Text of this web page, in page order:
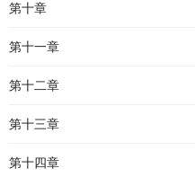
第十章
第十一章
第十二章
第十三章
第十四章